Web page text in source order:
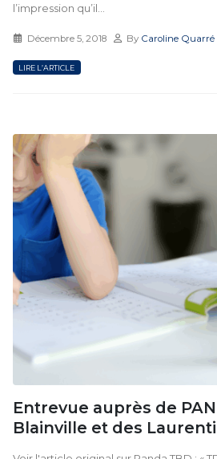
l’impression qu’il...
Décembre 5, 2018 By Caroline Quarré
LIRE L’ARTICLE
Entrevue auprès de
Blainville et des